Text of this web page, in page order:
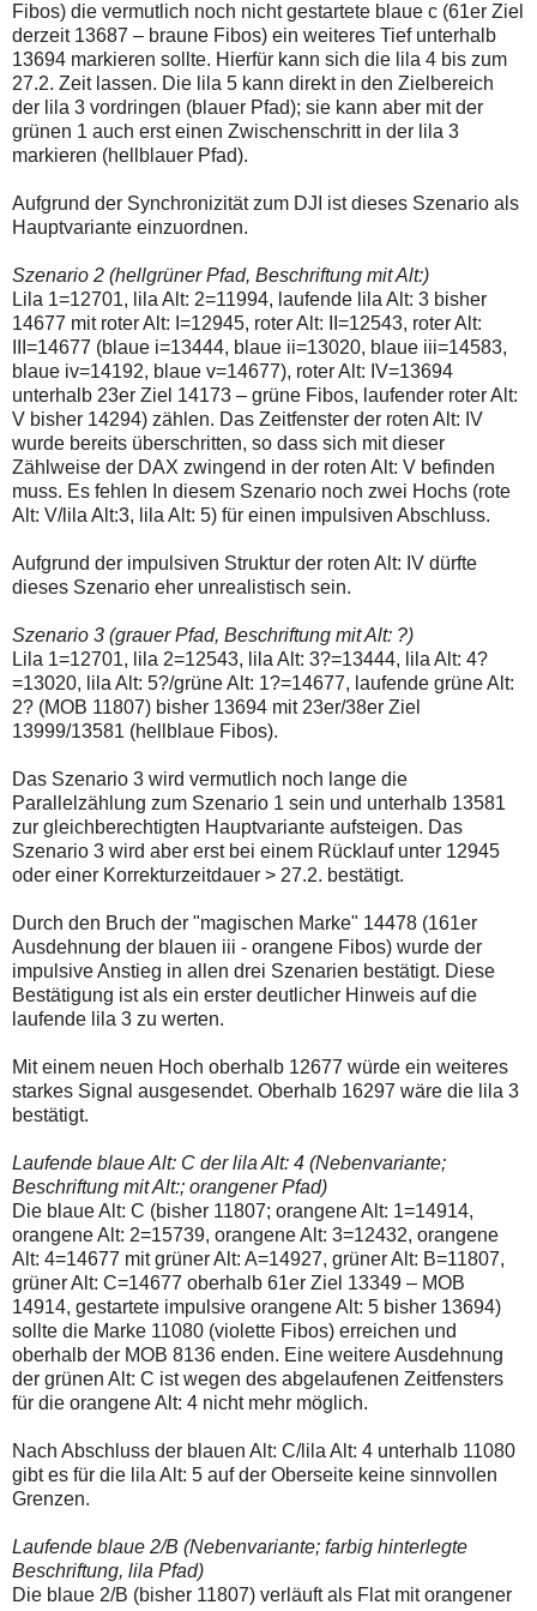
Fibos) die vermutlich noch nicht gestartete blaue c (61er Ziel
derzeit 13687 – braune Fibos) ein weiteres Tief unterhalb
13694 markieren sollte. Hierfür kann sich die lila 4 bis zum
27.2. Zeit lassen. Die lila 5 kann direkt in den Zielbereich
der lila 3 vordringen (blauer Pfad); sie kann aber mit der
grünen 1 auch erst einen Zwischenschritt in der lila 3
markieren (hellblauer Pfad).
Aufgrund der Synchronizität zum DJI ist dieses Szenario als
Hauptvariante einzuordnen.
Szenario 2 (hellgrüner Pfad, Beschriftung mit Alt:)
Lila 1=12701, lila Alt: 2=11994, laufende lila Alt: 3 bisher
14677 mit roter Alt: I=12945, roter Alt: II=12543, roter Alt:
III=14677 (blaue i=13444, blaue ii=13020, blaue iii=14583,
blaue iv=14192, blaue v=14677), roter Alt: IV=13694
unterhalb 23er Ziel 14173 – grüne Fibos, laufender roter Alt:
V bisher 14294) zählen. Das Zeitfenster der roten Alt: IV
wurde bereits überschritten, so dass sich mit dieser
Zählweise der DAX zwingend in der roten Alt: V befinden
muss. Es fehlen In diesem Szenario noch zwei Hochs (rote
Alt: V/lila Alt:3, lila Alt: 5) für einen impulsiven Abschluss.
Aufgrund der impulsiven Struktur der roten Alt: IV dürfte
dieses Szenario eher unrealistisch sein.
Szenario 3 (grauer Pfad, Beschriftung mit Alt: ?)
Lila 1=12701, lila 2=12543, lila Alt: 3?=13444, lila Alt: 4?
=13020, lila Alt: 5?/grüne Alt: 1?=14677, laufende grüne Alt:
2? (MOB 11807) bisher 13694 mit 23er/38er Ziel
13999/13581 (hellblaue Fibos).
Das Szenario 3 wird vermutlich noch lange die
Parallelzählung zum Szenario 1 sein und unterhalb 13581
zur gleichberechtigten Hauptvariante aufsteigen. Das
Szenario 3 wird aber erst bei einem Rücklauf unter 12945
oder einer Korrekturzeitdauer > 27.2. bestätigt.
Durch den Bruch der "magischen Marke" 14478 (161er
Ausdehnung der blauen iii - orangene Fibos) wurde der
impulsive Anstieg in allen drei Szenarien bestätigt. Diese
Bestätigung ist als ein erster deutlicher Hinweis auf die
laufende lila 3 zu werten.
Mit einem neuen Hoch oberhalb 12677 würde ein weiteres
starkes Signal ausgesendet. Oberhalb 16297 wäre die lila 3
bestätigt.
Laufende blaue Alt: C der lila Alt: 4 (Nebenvariante;
Beschriftung mit Alt:; orangener Pfad)
Die blaue Alt: C (bisher 11807; orangene Alt: 1=14914,
orangene Alt: 2=15739, orangene Alt: 3=12432, orangene
Alt: 4=14677 mit grüner Alt: A=14927, grüner Alt: B=11807,
grüner Alt: C=14677 oberhalb 61er Ziel 13349 – MOB
14914, gestartete impulsive orangene Alt: 5 bisher 13694)
sollte die Marke 11080 (violette Fibos) erreichen und
oberhalb der MOB 8136 enden. Eine weitere Ausdehnung
der grünen Alt: C ist wegen des abgelaufenen Zeitfensters
für die orangene Alt: 4 nicht mehr möglich.
Nach Abschluss der blauen Alt: C/lila Alt: 4 unterhalb 11080
gibt es für die lila Alt: 5 auf der Oberseite keine sinnvollen
Grenzen.
Laufende blaue 2/B (Nebenvariante; farbig hinterlegte
Beschriftung, lila Pfad)
Die blaue 2/B (bisher 11807) verläuft als Flat mit orangener